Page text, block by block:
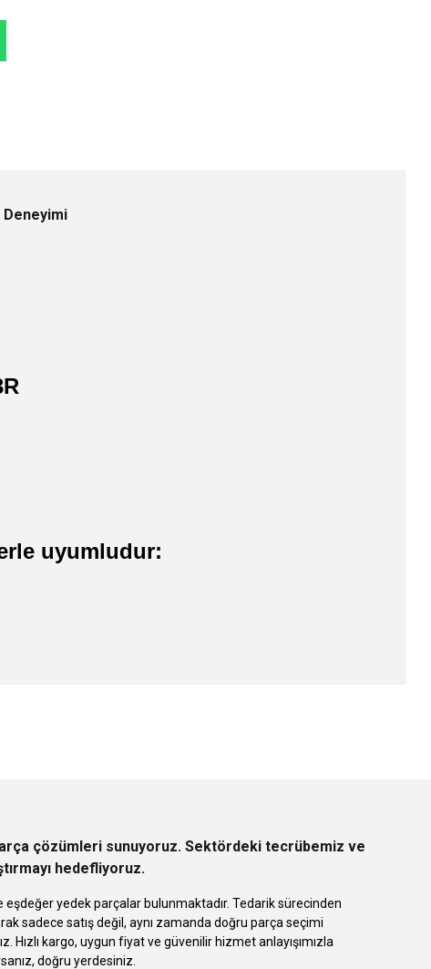
Deneyimi
uyumludur:
çözümleri sunuyoruz. Sektördeki tecrübemiz ve
hedefliyoruz.
yedek parçalar bulunmaktadır. Tedarik sürecinden
sadece satış değil, aynı zamanda doğru parça seçimi
kargo, uygun fiyat ve güvenilir hizmet anlayışımızla
doğru yerdesiniz.